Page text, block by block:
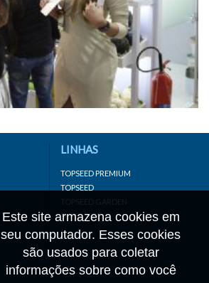
Este site armazena cookies em
seu computador. Esses cookies
são usados para coletar
informações sobre como você
LINHAS
TOPSEED PREMIUM
TOPSEED
TOPSEED GARDEN
SUPERSEED